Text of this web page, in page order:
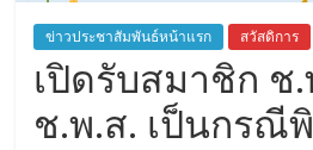
ข่าวประชาสัมพันธ์หน้าแรก สวัสดิการ
เปิดรับสมาชิก ช.
ช.พ.ส. เป็นกรณี